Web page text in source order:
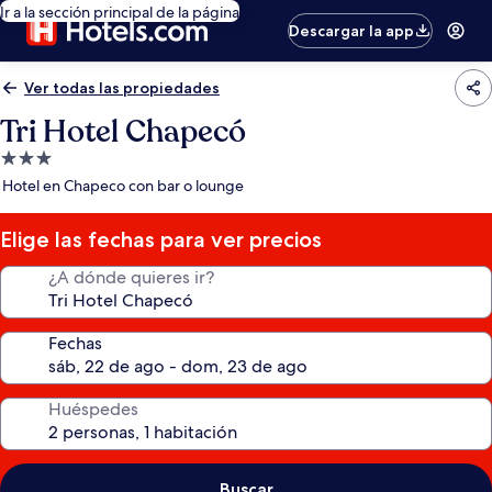
Ir a la sección principal de la página
Descargar la app
Ver todas las propiedades
Tri Hotel Chapecó
Propiedad
de
estrellas
Hotel en Chapeco con bar o lounge
Elige las fechas para ver precios
¿A dónde quieres ir?
Fechas
Huéspedes